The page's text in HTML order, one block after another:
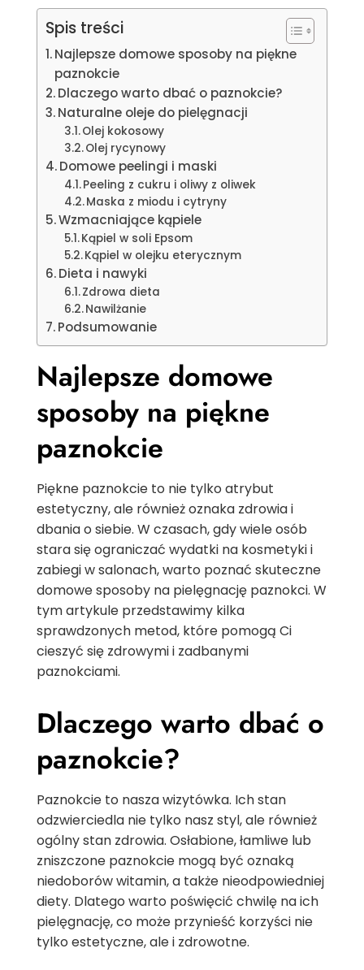
Spis treści
Najlepsze domowe sposoby na piękne
paznokcie
Dlaczego warto dbać o paznokcie?
Naturalne oleje do pielęgnacji
Olej kokosowy
Olej rycynowy
Domowe peelingi i maski
Peeling z cukru i oliwy z oliwek
Maska z miodu i cytryny
Wzmacniające kąpiele
Kąpiel w soli Epsom
Kąpiel w olejku eterycznym
Dieta i nawyki
Zdrowa dieta
Nawilżanie
Podsumowanie
Najlepsze domowe
sposoby na piękne
paznokcie
Piękne paznokcie to nie tylko atrybut
estetyczny, ale również oznaka zdrowia i
dbania o siebie. W czasach, gdy wiele osób
stara się ograniczać wydatki na kosmetyki i
zabiegi w salonach, warto poznać skuteczne
domowe sposoby na pielęgnację paznokci. W
tym artykule przedstawimy kilka
sprawdzonych metod, które pomogą Ci
cieszyć się zdrowymi i zadbanymi
paznokciami.
Dlaczego warto dbać o
paznokcie?
Paznokcie to nasza wizytówka. Ich stan
odzwierciedla nie tylko nasz styl, ale również
ogólny stan zdrowia. Osłabione, łamliwe lub
zniszczone paznokcie mogą być oznaką
niedoborów witamin, a także nieodpowiedniej
diety. Dlatego warto poświęcić chwilę na ich
pielęgnację, co może przynieść korzyści nie
tylko estetyczne, ale i zdrowotne.